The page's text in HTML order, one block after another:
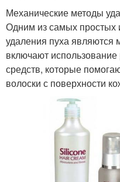
Механические методы
Одним из самых простых
удаления пуха являются
включают
средств, которые
волоски с поверхности